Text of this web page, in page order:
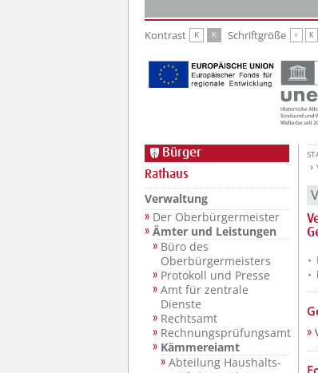
Kontrast K K Schriftgröße K K
Bürger
Rathaus
Verwaltung
Der Oberbürgermeister
Ämter und Leistungen
Büro des
Oberbürgermeisters
Protokoll und Presse
Amt für zentrale
Dienste
Rechtsamt
Rechnungsprüfungsamt
Kämmereiamt
Abteilung Haushalts-